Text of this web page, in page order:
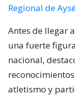
Regional de
Antes de llegar
una fuerte
nacional,
atletismo y